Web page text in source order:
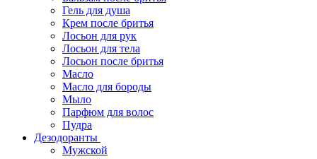
Гель для душа
Крем после бритья
Лосьон для рук
Лосьон для тела
Лосьон после бритья
Масло
Масло для бороды
Мыло
Парфюм для волос
Пудра
Дезодоранты
Мужской